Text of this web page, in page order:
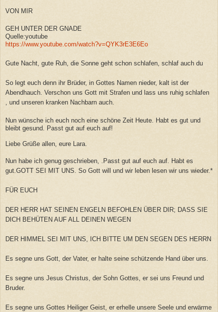
VON MIR
GEH UNTER DER GNADE
Quelle:youtube
https://www.youtube.com/watch?v=QYK3rE3E6Eo
Gute Nacht, gute Ruh, die Sonne geht schon schlafen, schlaf auch du
So legt euch denn ihr Brüder, in Gottes Namen nieder, kalt ist der
Abendhauch. Verschon uns Gott mit Strafen und lass uns ruhig schlafen
, und unseren kranken Nachbarn auch.
Nun wünsche ich euch noch eine schöne Zeit Heute. Habt es gut und
bleibt gesund. Passt gut auf euch auf!
Liebe Grüße allen, eure Lara.
Nun habe ich genug geschrieben, .Passt gut auf euch auf. Habt es
gut.GOTT SEI MIT UNS. So Gott will und wir leben lesen wir uns wieder.*
FÜR EUCH
DER HERR HAT SEINEN ENGELN BEFOHLEN ÜBER DIR; DASS SIE
DICH BEHÜTEN AUF ALL DEINEN WEGEN
DER HIMMEL SEI MIT UNS, ICH BITTE UM DEN SEGEN DES HERRN
Es segne uns Gott, der Vater, er halte seine schützende Hand über uns.
Es segne uns Jesus Christus, der Sohn Gottes, er sei uns Freund und
Bruder.
Es segne uns Gottes Heiliger Geist, er erhelle unsere Seele und erwärme